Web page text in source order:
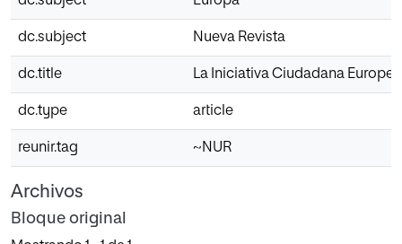
dc.subject Nueva Revista
dc.title La Iniciativa Ciudadana Europea
dc.type article
reunir.tag ~NUR
Archivos
Bloque original